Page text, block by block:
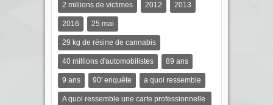
2 millions de victimes 2012 2013
2016 25 mai
29 kg de résine de cannabis
40 millions d'automobilistes 89 ans
9 ans 90' enquête a quoi ressemble
A quoi ressemble une carte professionnelle